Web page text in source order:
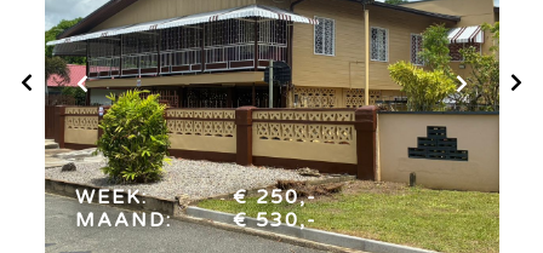
week:
€ 250,-
maand:€ 530,-
WEEK:
€ 250,-
MAAND:
€ 530,-